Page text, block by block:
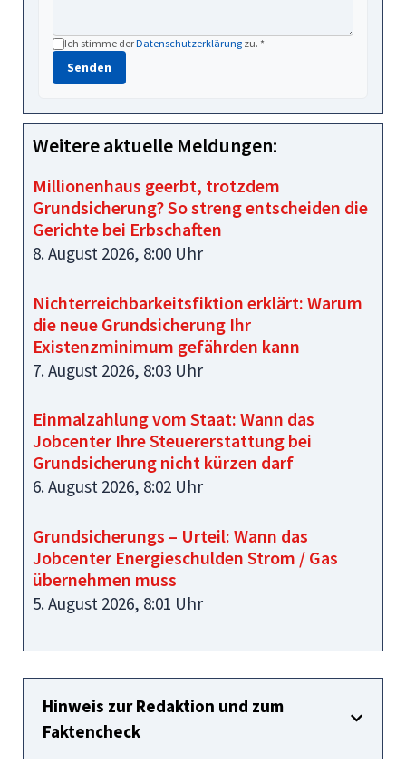
Ich stimme derDatenschutzerklärung zu. *
Senden
Weitere aktuelle Meldungen:
Millionenhaus geerbt, trotzdem
Grundsicherung? So streng entscheiden die
Gerichte bei Erbschaften
8. August 2026, 8:00 Uhr
Nichterreichbarkeitsfiktion erklärt: Warum
die neue Grundsicherung Ihr
Existenzminimum gefährden kann
7. August 2026, 8:03 Uhr
Einmalzahlung vom Staat: Wann das
Jobcenter Ihre Steuererstattung bei
Grundsicherung nicht kürzen darf
6. August 2026, 8:02 Uhr
Grundsicherungs – Urteil: Wann das
Jobcenter Energieschulden Strom / Gas
übernehmen muss
5. August 2026, 8:01 Uhr
Hinweis zur Redaktion und zum
Faktencheck